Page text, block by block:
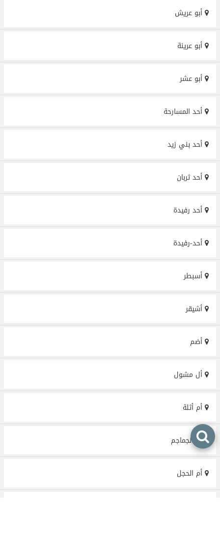
أبو عريش
أبو عرينة
أبو عشر
أحد المسارحة
أحد بني زيد
أحد ثربان
أحد رفيدة
أحد-رفيدة
أسبطر
أشيقر
أضم
أل مشول
أم أثلة
أم الجماجم
أم الحجل